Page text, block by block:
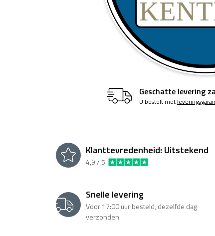
Geschatte levering
U bestelt met
Klanttevredenheid: Uitstekend
4,9 / 5
Snelle levering
Voor 17:00 uur besteld, dezelfde dag
verzonden